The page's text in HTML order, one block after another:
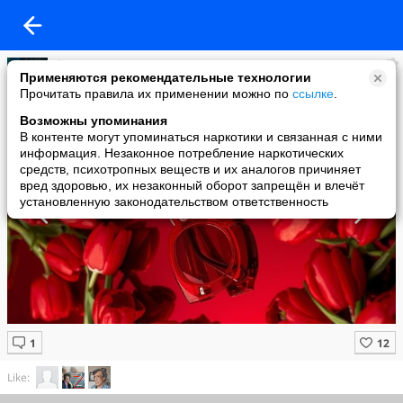
Применяются рекомендательные технологии
Прочитать правила их применении можно по ссылке
Возможны упоминания
В контенте могут упоминаться наркотики и связанная с ними
информация. Незаконное потребление наркотических
средств, психотропных веществ и их аналогов причиняет
вред здоровью, их незаконный оборот запрещён и влечёт
установленную законодательством ответственность
♕Доми Медуза
added a photo
19 Apr в 05:10
Like: